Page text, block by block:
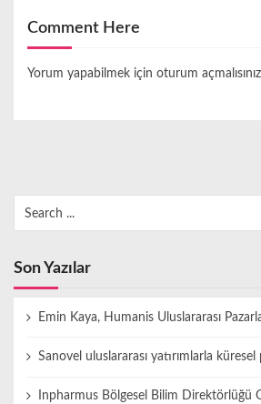
Comment Here
Yorum yapabilmek için oturum açmalısınız
for:
Son Yazılar
Emin Kaya, Humanis Uluslararası
Sanovel uluslararası yatırımlarla
Inpharmus Bölgesel Bilim Direktörlüğü